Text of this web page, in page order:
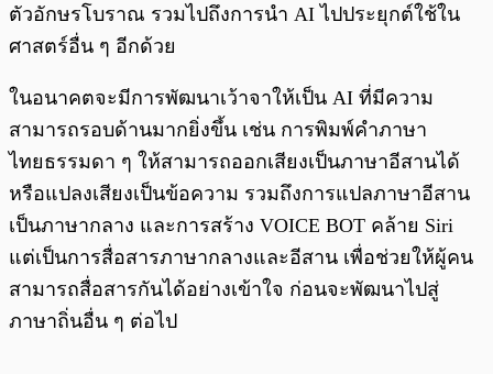
ตัวอักษรโบราณ รวมไปถึงการนำ AI ไปประยุกต์ใช้ใน
ศาสตร์อื่น ๆ อีกด้วย
ในอนาคตจะมีการพัฒนาเว้าจาให้เป็น AI ที่มีความ
สามารถรอบด้านมากยิ่งขึ้น เช่น การพิมพ์คำภาษา
ไทยธรรมดา ๆ ให้สามารถออกเสียงเป็นภาษาอีสานได้
หรือแปลงเสียงเป็นข้อความ รวมถึงการแปลภาษาอีสาน
เป็นภาษากลาง และการสร้าง VOICE BOT คล้าย Siri
แต่เป็นการสื่อสารภาษากลางและอีสาน เพื่อช่วยให้ผู้คน
สามารถสื่อสารกันได้อย่างเข้าใจ ก่อนจะพัฒนาไปสู่
ภาษาถิ่นอื่น ๆ ต่อไป